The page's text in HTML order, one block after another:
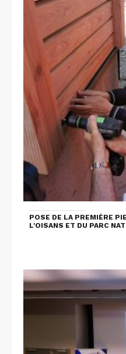
POSE DE LA PREMIÈRE
L'OISANS ET DU PARC